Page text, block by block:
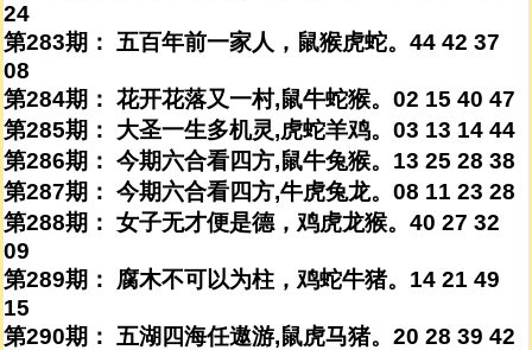
24
第283期： 五百年前一家人，鼠猴虎蛇。44 42 37
08
第284期： 花开花落又一村,鼠牛蛇猴。02 15 40 47
第285期： 大圣一生多机灵,虎蛇羊鸡。03 13 14 44
第286期： 今期六合看四方,鼠牛兔猴。13 25 28 38
第287期： 今期六合看四方,牛虎兔龙。08 11 23 28
第288期： 女子无才便是德，鸡虎龙猴。40 27 32
09
第289期： 腐木不可以为柱，鸡蛇牛猪。14 21 49
15
第290期： 五湖四海任遨游,鼠虎马猪。20 28 39 42